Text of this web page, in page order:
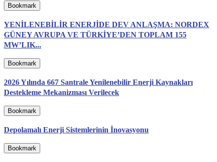
Bookmark
YENİLENEBİLİR ENERJİDE DEV ANLAŞMA: NORDEX
GÜNEY AVRUPA VE TÜRKİYE’DEN TOPLAM 155
MW’LIK...
Bookmark
2026 Yılında 667 Santrale Yenilenebilir Enerji Kaynakları
Destekleme Mekanizması Verilecek
Bookmark
Depolamalı Enerji Sistemlerinin İnovasyonu
Bookmark